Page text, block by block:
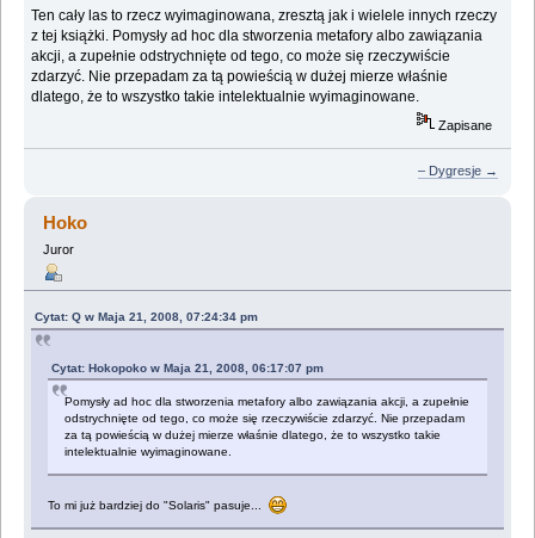
Ten cały las to rzecz wyimaginowana, zresztą jak i wielele innych rzeczy
z tej książki. Pomysły ad hoc dla stworzenia metafory albo zawiązania
akcji, a zupełnie odstrychnięte od tego, co może się rzeczywiście
zdarzyć. Nie przepadam za tą powieścią w dużej mierze właśnie
dlatego, że to wszystko takie intelektualnie wyimaginowane.
Zapisane
– Dygresje →
Hoko
Juror
Cytat: Q w Maja 21, 2008, 07:24:34 pm
Cytat: Hokopoko w Maja 21, 2008, 06:17:07 pm
Pomysły ad hoc dla stworzenia metafory albo zawiązania akcji, a zupełnie
odstrychnięte od tego, co może się rzeczywiście zdarzyć. Nie przepadam
za tą powieścią w dużej mierze właśnie dlatego, że to wszystko takie
intelektualnie wyimaginowane.
To mi już bardziej do "Solaris" pasuje...